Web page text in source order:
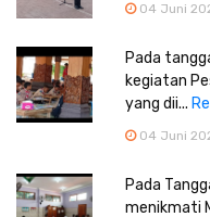
04 Juni
Pada
kegiatan
yang dii...
04 Juni
Pada
menikmati